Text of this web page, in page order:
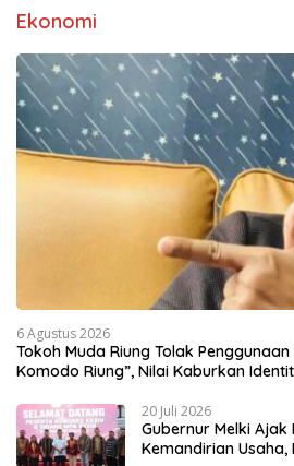
Ekonomi
6 Agustus 2026
Tokoh Muda Riung Tolak
Komodo Riung”, Nilai Kaburkan
20 Juli 2026
Gubernur Melki Ajak
Kemandirian Usaha,